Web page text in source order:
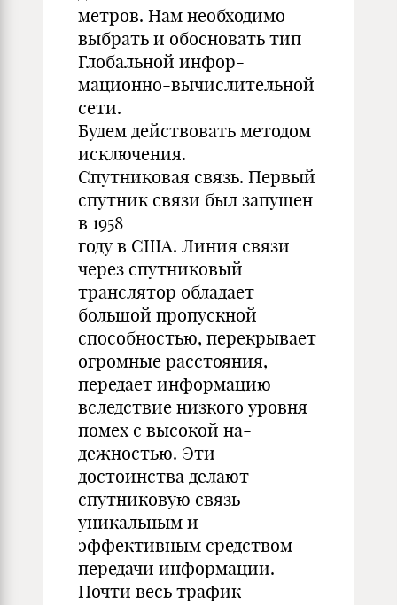
метров. Нам необходимо
выбрать и обосновать тип
Глобальной инфор-
мационно-вычислительной
сети.
Будем действовать методом
исключения.
Спутниковая связь. Первый
спутник связи был запущен
в 1958
году в США. Линия связи
через спутниковый
транслятор обладает
большой пропускной
способностью, перекрывает
огромные расстояния,
передает информацию
вследствие низкого уровня
помех с высокой на-
дежностью. Эти
достоинства делают
спутниковую связь
уникальным и
эффективным средством
передачи информации.
Почти весь трафик